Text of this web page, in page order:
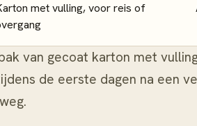
met vulling, voor reis of
van gecoat karton met
de eerste dagen na een